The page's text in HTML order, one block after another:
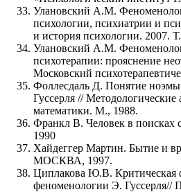
Улановский А.М.
психологии, психиатрии и
и история психологии. 2007.
Улановский А.М.
психотерапии: прояснение
Московский
Фоллесдаль Д. Понятие
Гуссерля // Методологические
математики. М., 1988.
Франкл В. Человек в поисках
1990
Хайдеггер Мартин. Бытие и
МОСКВА, 1997.
Циплакова Ю.В. Критическая
феноменологии Э. Гуссерля//